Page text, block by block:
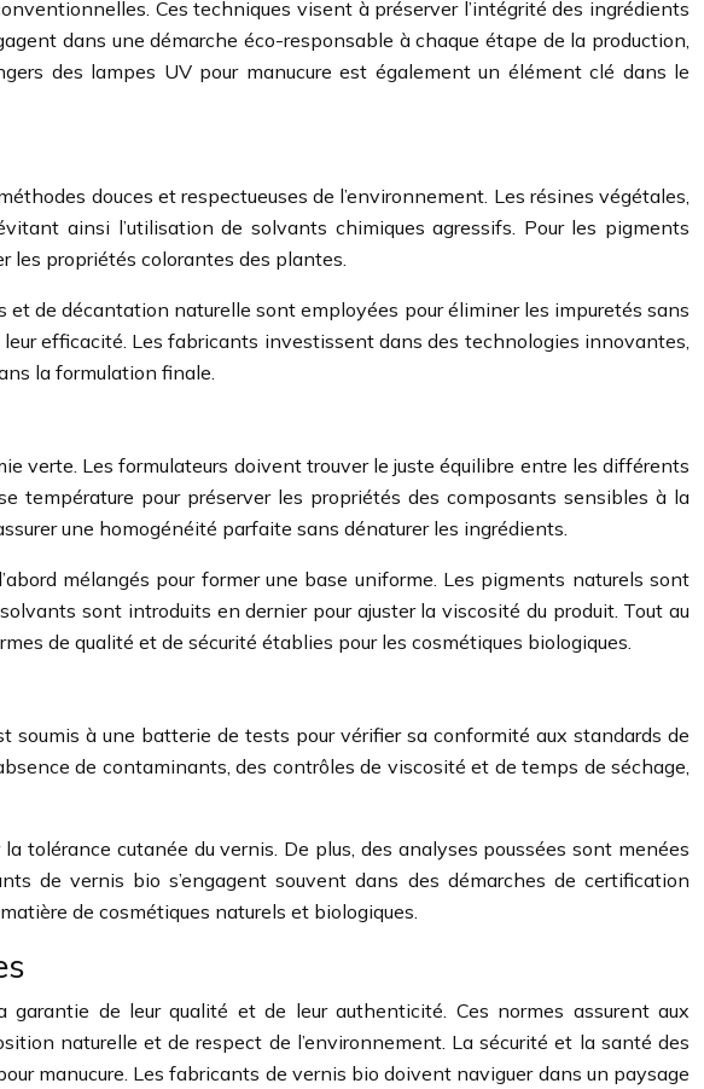
Ces techniques visent à préserver l’intégrité des ingrédients
dans une démarche éco-responsable à chaque étape de la production,
des lampes UV pour manucure est également un élément clé dans le
douces et respectueuses de l’environnement. Les résines végétales,
ainsi l’utilisation de solvants chimiques agressifs. Pour les pigments
les propriétés colorantes des plantes.
de décantation naturelle sont employées pour éliminer les impuretés sans
efficacité. Les fabricants investissent dans des technologies innovantes,
la formulation finale.
verte. Les formulateurs doivent trouver le juste équilibre entre les différents
température pour préserver les propriétés des composants sensibles à la
une homogénéité parfaite sans dénaturer les ingrédients.
mélangés pour former une base uniforme. Les pigments naturels sont
sont introduits en dernier pour ajuster la viscosité du produit. Tout au
de qualité et de sécurité établies pour les cosmétiques biologiques.
à une batterie de tests pour vérifier sa conformité aux standards de
de contaminants, des contrôles de viscosité et de temps de séchage,
tolérance cutanée du vernis. De plus, des analyses poussées sont menées
de vernis bio s’engagent souvent dans des démarches de certification
de cosmétiques naturels et biologiques.
de leur qualité et de leur authenticité. Ces normes assurent aux
naturelle et de respect de l’environnement. La sécurité et la santé des
manucure. Les fabricants de vernis bio doivent naviguer dans un paysage